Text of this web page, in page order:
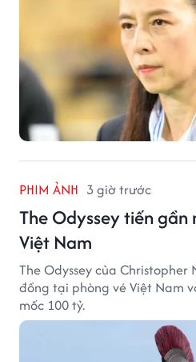
PHIM ẢNH 3 giờ trước
The Odyssey tiến
Việt Nam
The Odyssey của
đồng tại phòng vé Việt Nam
mốc 100 tỷ.